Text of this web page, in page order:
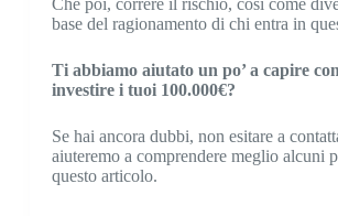
Che poi, correre il rischio, così come
base del ragionamento di chi entra in
Ti abbiamo aiutato un po’ a capire
investire i tuoi 100.000€?
Se hai ancora dubbi, non esitare a
aiuteremo a comprendere meglio alcuni
questo articolo.